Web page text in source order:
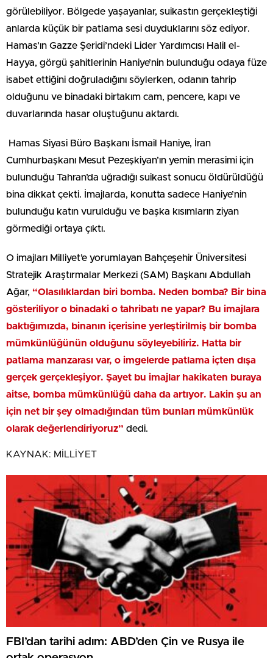
görülebiliyor. Bölgede yaşayanlar, suikastın gerçekleştiği
anlarda küçük bir patlama sesi duyduklarını söz ediyor.
Hamas’ın Gazze Şeridi’ndeki Lider Yardımcısı Halil el-
Hayya, görgü şahitlerinin Haniye’nin bulunduğu odaya füze
isabet ettiğini doğruladığını söylerken, odanın tahrip
olduğunu ve binadaki birtakım cam, pencere, kapı ve
duvarlarında hasar oluştuğunu aktardı.
Hamas Siyasi Büro Başkanı İsmail Haniye, İran
Cumhurbaşkanı Mesut Pezeşkiyan’ın yemin merasimi için
bulunduğu Tahran’da uğradığı suikast sonucu öldürüldüğü
bina dikkat çekti. İmajlarda, konutta sadece Haniye’nin
bulunduğu katın vurulduğu ve başka kısımların ziyan
görmediği ortaya çıktı.
O imajları Milliyet’e yorumlayan Bahçeşehir Üniversitesi
Stratejik Araştırmalar Merkezi (SAM) Başkanı Abdullah
Ağar, “Olasılıklardan biri bomba. Neden bomba? Bir bina
gösteriliyor o binadaki o tahribatı ne yapar? Bu imajlara
baktığımızda, binanın içerisine yerleştirilmiş bir bomba
mümkünlüğünün olduğunu söyleyebiliriz. Hatta bir
patlama manzarası var, o imgelerde patlama içten dışa
gerçek gerçekleşiyor. Şayet bu imajlar hakikaten buraya
aitse, bomba mümkünlüğü daha da artıyor. Lakin şu an
için net bir şey olmadığından tüm bunları mümkünlük
olarak değerlendiriyoruz” dedi.
KAYNAK: MİLLİYET
FBI’dan tarihi adım: ABD’den Çin ve Rusya ile